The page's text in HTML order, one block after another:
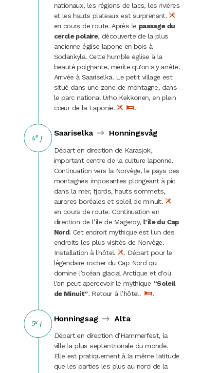
nationaux, les régions de lacs, les rivières
et les hauts plateaux est surprenant.
en cours de route. Après le passage du
cercle polaire, découverte de la plus
ancienne église lapone en bois à
Sodankylä. Cette humble église à la
beauté poignante, mérite qu'on s'y arrête.
Arrivée à Saariselkä. Le petit village est
situé dans une zone de montagne, dans
le parc national Urho Kekkonen, en plein
cœur de la Laponie.
.
4e j
Saariselka Honningsvåg
Départ en direction de Karasjok,
important centre de la culture laponne.
Continuation vers la Norvège, le pays des
montagnes imposantes plongeant à pic
dans la mer, fjords, hauts sommets,
aurores boréales et soleil de minuit.
en cours de route. Continuation en
direction de l’île de Mageroy, l’île du Cap
Nord. Cet endroit mythique est l'un des
endroits les plus visités de Norvège.
Installation à l'hôtel.
. Départ pour le
légendaire rocher du Cap Nord qui
domine l’océan glacial Arctique et d'où
l'on peut apercevoir le mythique “Soleil
de Minuit”. Retour à l’hôtel. .
5e j
Honningsag Alta
Départ en direction d’Hammerfest, la
ville la plus septentrionale du monde.
Elle est pratiquement à la même latitude
que les parties les plus au nord de la